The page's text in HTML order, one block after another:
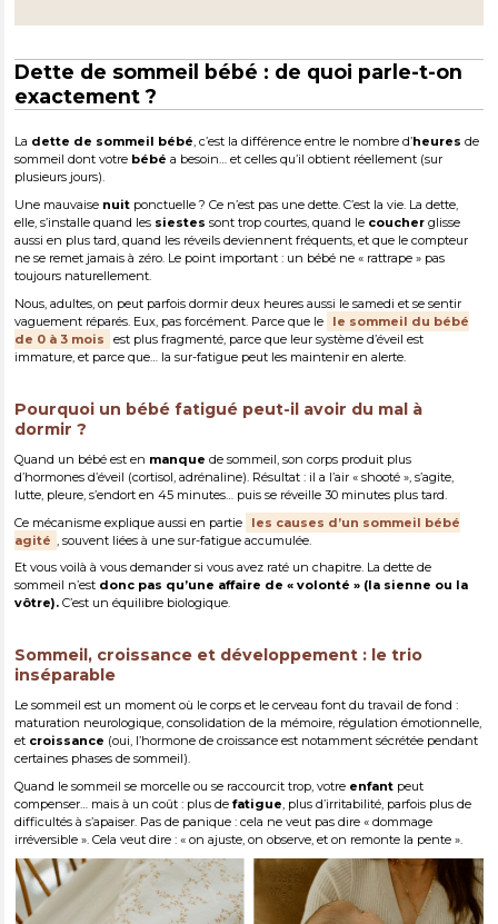
Dette de sommeil bébé : de quoi parle-t-on
exactement ?
La dette de sommeil bébé, c’est la différence entre le nombre d’heures de
sommeil dont votre bébé a besoin… et celles qu’il obtient réellement (sur
plusieurs jours).
Une mauvaise nuit ponctuelle ? Ce n’est pas une dette. C’est la vie. La dette,
elle, s’installe quand les siestes sont trop courtes, quand le coucher glisse
aussi en plus tard, quand les réveils deviennent fréquents, et que le compteur
ne se remet jamais à zéro. Le point important : un bébé ne « rattrape » pas
toujours naturellement.
Nous, adultes, on peut parfois dormir deux heures aussi le samedi et se sentir
vaguement réparés. Eux, pas forcément. Parce que le
le sommeil du bébé
de 0 à 3 mois
est plus fragmenté, parce que leur système d’éveil est
immature, et parce que… la sur-fatigue peut les maintenir en alerte.
Pourquoi un bébé fatigué peut-il avoir du mal à
dormir ?
Quand un bébé est en manque de sommeil, son corps produit plus
d’hormones d’éveil (cortisol, adrénaline). Résultat : il a l’air « shooté », s’agite,
lutte, pleure, s’endort en 45 minutes… puis se réveille 30 minutes plus tard.
Ce mécanisme explique aussi en partie
les causes d’un sommeil bébé
agité
, souvent liées à une sur-fatigue accumulée.
Et vous voilà à vous demander si vous avez raté un chapitre. La dette de
sommeil n’est donc pas qu’une affaire de « volonté » (la sienne ou la
vôtre).C’est un équilibre biologique.
Sommeil, croissance et développement : le trio
inséparable
Le sommeil est un moment où le corps et le cerveau font du travail de fond :
maturation neurologique, consolidation de la mémoire, régulation émotionnelle,
et croissance (oui, l’hormone de croissance est notamment sécrétée pendant
certaines phases de sommeil).
Quand le sommeil se morcelle ou se raccourcit trop, votre enfant peut
compenser… mais à un coût : plus defatigue, plus d’irritabilité, parfois plus de
difficultés à s’apaiser. Pas de panique : cela ne veut pas dire « dommage
irréversible ». Cela veut dire : « on ajuste, on observe, et on remonte la pente ».